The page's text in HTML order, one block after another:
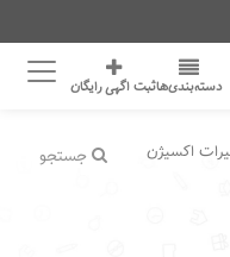
دسته‌بندی‌هاثبت اگهی رایگان
جستجو
اکسیژن